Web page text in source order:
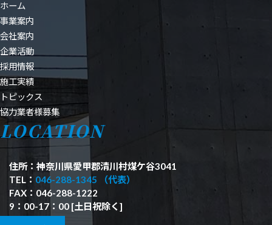
ホーム
事業案内
会社案内
企業活動
採用情報
施工実績
トピックス
協力業者様募集
LOCATION
住所：神奈川県愛甲郡清川村煤ケ谷3041
TEL： 046-288-1345 （代表）
FAX：046-288-1222
9：00-17：00 [土日祝除く]